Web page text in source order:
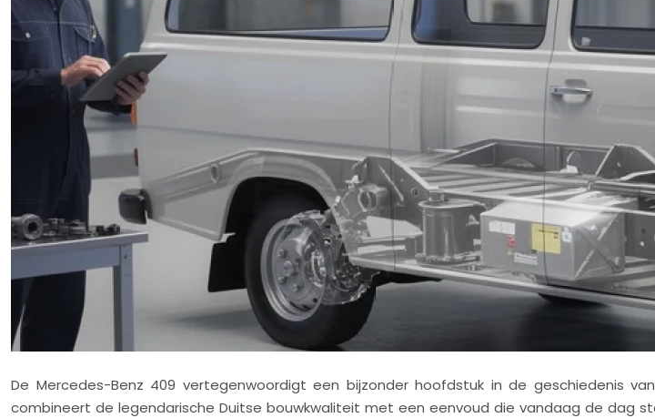
De Mercedes-Benz 409 vertegenwoordigt een bijzonder hoofdstuk in de geschiedenis
combineert de legendarische Duitse bouwkwaliteit met een eenvoud die vandaag de dag